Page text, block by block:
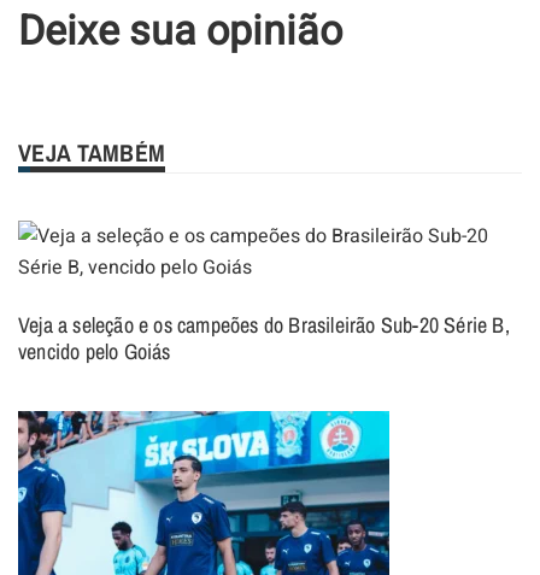
Deixe sua opinião
VEJA TAMBÉM
Veja a seleção e os campeões do Brasileirão Sub-20 Série B,
vencido pelo Goiás